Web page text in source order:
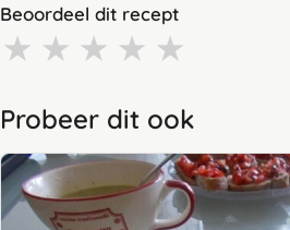
Beoordeel dit recept
★ ★ ★ ★ ★
Probeer dit ook